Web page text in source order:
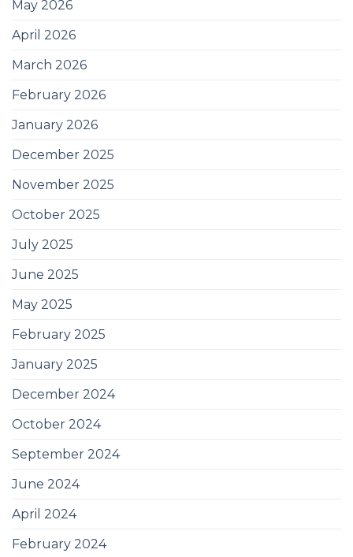
May 2026
April 2026
March 2026
February 2026
January 2026
December 2025
November 2025
October 2025
July 2025
June 2025
May 2025
February 2025
January 2025
December 2024
October 2024
September 2024
June 2024
April 2024
February 2024